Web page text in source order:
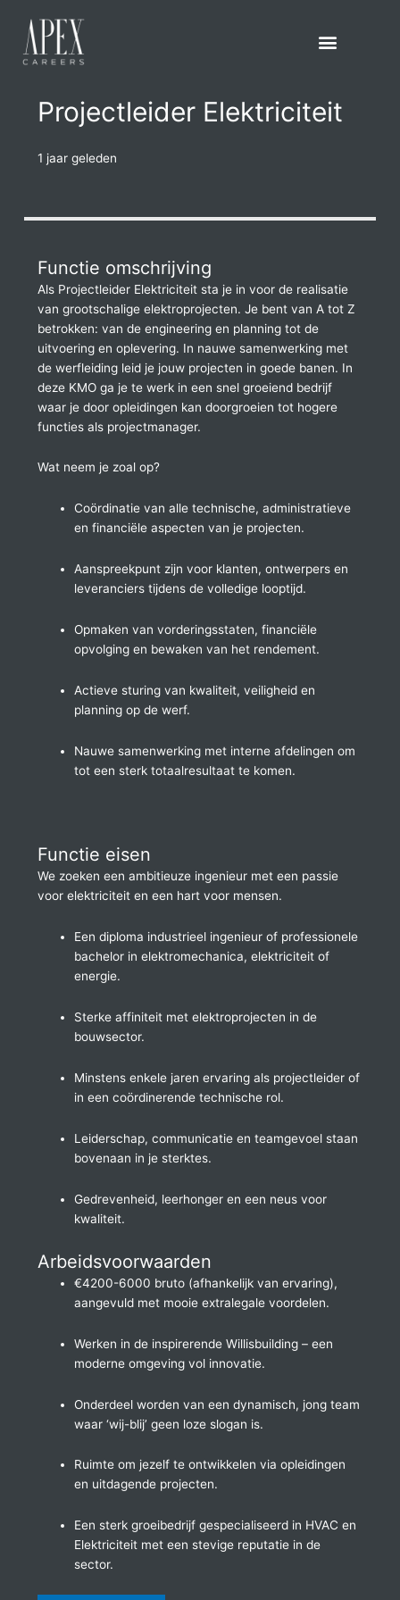
inhoud
Projectleider Elektriciteit
1 jaar geleden
Functie omschrijving
Als Projectleider Elektriciteit sta je in voor de realisatie
van grootschalige elektroprojecten. Je bent van A tot Z
betrokken: van de engineering en planning tot de
uitvoering en oplevering. In nauwe samenwerking met
de werfleiding leid je jouw projecten in goede banen. In
deze KMO ga je te werk in een snel groeiend bedrijf
waar je door opleidingen kan doorgroeien tot hogere
functies als projectmanager.
Wat neem je zoal op?
Coördinatie van alle technische, administratieve
en financiële aspecten van je projecten.
Aanspreekpunt zijn voor klanten, ontwerpers en
leveranciers tijdens de volledige looptijd.
Opmaken van vorderingsstaten, financiële
opvolging en bewaken van het rendement.
Actieve sturing van kwaliteit, veiligheid en
planning op de werf.
Nauwe samenwerking met interne afdelingen om
tot een sterk totaalresultaat te komen.
Functie eisen
We zoeken een ambitieuze ingenieur met een passie
voor elektriciteit en een hart voor mensen.
Een diploma industrieel ingenieur of professionele
bachelor in elektromechanica, elektriciteit of
energie.
Sterke affiniteit met elektroprojecten in de
bouwsector.
Minstens enkele jaren ervaring als projectleider of
in een coördinerende technische rol.
Leiderschap, communicatie en teamgevoel staan
bovenaan in je sterktes.
Gedrevenheid, leerhonger en een neus voor
kwaliteit.
Arbeidsvoorwaarden
€4200-6000 bruto (afhankelijk van ervaring),
aangevuld met mooie extralegale voordelen.
Werken in de inspirerende Willisbuilding – een
moderne omgeving vol innovatie.
Onderdeel worden van een dynamisch, jong team
waar ‘wij-blij’ geen loze slogan is.
Ruimte om jezelf te ontwikkelen via opleidingen
en uitdagende projecten.
Een sterk groeibedrijf gespecialiseerd in HVAC en
Elektriciteit met een stevige reputatie in de
sector.